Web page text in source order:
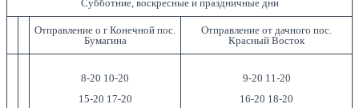
Субботние, воскресные и праздничные дни
Отправление о г Конечной пос.
Бумагина
Отправление от дачного пос.
Красный Восток
8-20 10-20
15-20 17-20
9-20 11-20
16-20 18-20